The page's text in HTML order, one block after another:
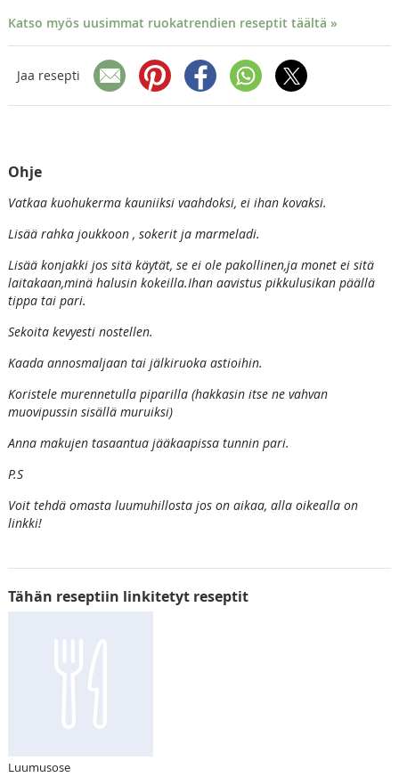
Katso myös uusimmat ruokatrendien reseptit täältä »
Jaa resepti
Ohje
Vatkaa kuohukerma kauniiksi vaahdoksi, ei ihan kovaksi.
Lisää rahka joukkoon , sokerit ja marmeladi.
Lisää konjakki jos sitä käytät, se ei ole pakollinen,ja monet ei sitä
laitakaan,minä halusin kokeilla.Ihan aavistus pikkulusikan päällä
tippa tai pari.
Sekoita kevyesti nostellen.
Kaada annosmaljaan tai jälkiruoka astioihin.
Koristele murennetulla piparilla (hakkasin itse ne vahvan
muovipussin sisällä muruiksi)
Anna makujen tasaantua jääkaapissa tunnin pari.
P.S
Voit tehdä omasta luumuhillosta jos on aikaa, alla oikealla on
linkki!
Tähän reseptiin linkitetyt reseptit
Luumusose